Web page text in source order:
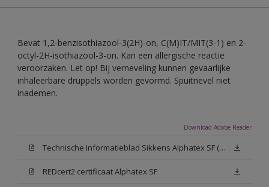
Bevat 1,2-benzisothiazool-3(2H)-on, C(M)IT/MIT(3-1) en 2-
octyl-2H-isothiazool-3-on. Kan een allergische reactie
veroorzaken. Let op! Bij verneveling kunnen gevaarlijke
inhaleerbare druppels worden gevormd. Spuitnevel niet
inademen.
Download Adobe Reader
Technische Informatieblad Sikkens Alphatex SF (PDF)
REDcert2 certificaat Alphatex SF